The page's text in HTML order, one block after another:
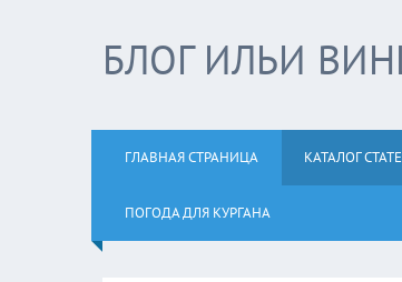
БЛОГ ИЛЬИ
ГЛАВНАЯ СТРАНИЦА КАТАЛОГ
ПОГОДА ДЛЯ КУРГАНА